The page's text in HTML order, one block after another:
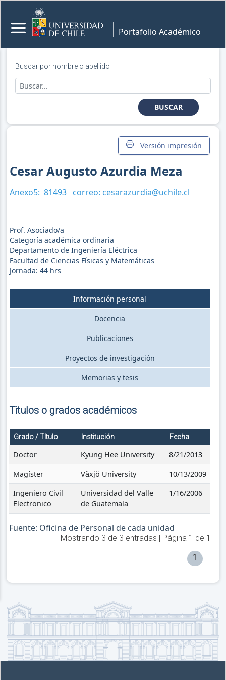
Portafolio Académico
Buscar por nombre o apellido
BUSCAR
Versión impresión
Cesar Augusto Azurdia Meza
Anexo5: 81493 correo: cesarazurdia@uchile.cl
Prof. Asociado/a
Categoría académica ordinaria
Departamento de Ingeniería Eléctrica
Facultad de Ciencias Físicas y Matemáticas
Jornada: 44hrs
Información personal
Docencia
Publicaciones
Proyectos de investigación
Memorias y tesis
Titulos o grados académicos
Grado / Título Institución Fecha
Doctor Kyung Hee University
8/21/2013
Magíster
Växjö University
10/13/2009
Ingeniero Civil
Electronico
Universidad del Valle
de Guatemala
1/16/2006
Fuente: Oficina de Personal de cada unidad
Mostrando 3 de 3 entradas | Página 1 de 1
1